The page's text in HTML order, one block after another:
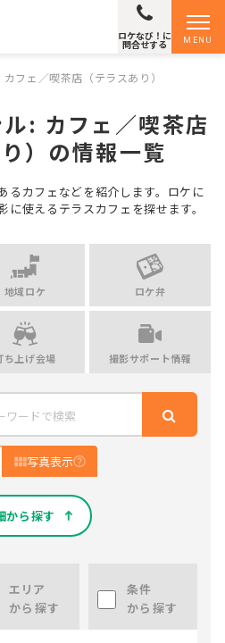
MENU
ロケなび！に
問合せする
カフェ／喫茶店（テラスあり）
: カフェ／喫茶店
） の情報一覧
るカフェなどを紹介します。ロケに
使えるテラスカフェを探せます。
地域ロケ ロケ弁
ち上げ会場 撮影サポート情報
写真表示
から探す
エリア
から探す
条件
から探す